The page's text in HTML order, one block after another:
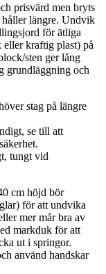
prisvärd men bryts
längre. Undvik
för ätliga
kraftig plast) på
sten ger lång
grundläggning och
stag på längre
se till att
tungt vid
cm höjd bör
för att undvika
mer mår bra av
markduk för att
ut i springor.
använd handskar